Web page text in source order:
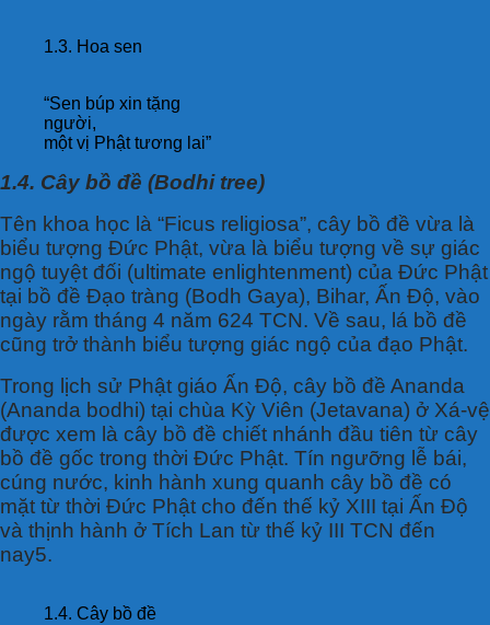
1.3. Hoa sen
“Sen búp xin tặng
người,
một vị Phật tương lai”
1.4. Cây bồ đề (Bodhi tree)
Tên khoa học là “Ficus religiosa”, cây bồ đề vừa là
biểu tượng Đức Phật, vừa là biểu tượng về sự giác
ngộ tuyệt đối (ultimate enlightenment) của Đức Phật
tại bồ đề Đạo tràng (Bodh Gaya), Bihar, Ấn Độ, vào
ngày rằm tháng 4 năm 624 TCN. Về sau, lá bồ đề
cũng trở thành biểu tượng giác ngộ của đạo Phật.
Trong lịch sử Phật giáo Ấn Độ, cây bồ đề Ananda
(Ananda bodhi) tại chùa Kỳ Viên (Jetavana) ở Xá-vệ
được xem là cây bồ đề chiết nhánh đầu tiên từ cây
bồ đề gốc trong thời Đức Phật. Tín ngưỡng lễ bái,
cúng nước, kinh hành xung quanh cây bồ đề có
mặt từ thời Đức Phật cho đến thế kỷ XIII tại Ấn Độ
và thịnh hành ở Tích Lan từ thế kỷ III TCN đến
nay5.
1.4. Cây bồ đề